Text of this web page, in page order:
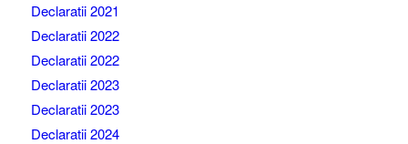
Declaratii 2021
Declaratii 2022
Declaratii 2022
Declaratii 2023
Declaratii 2023
Declaratii 2024